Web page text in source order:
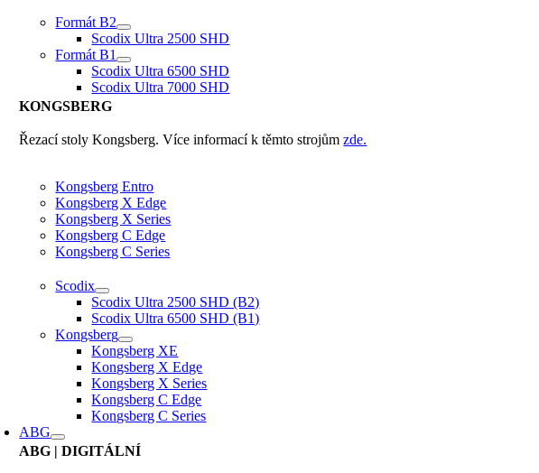
Formát B2
Scodix Ultra 2500 SHD
Formát B1
Scodix Ultra 6500 SHD
Scodix Ultra 7000 SHD
KONGSBERG
Řezací stoly Kongsberg. Více informací k těmto strojůmzde.
Kongsberg Entro
Kongsberg X Edge
Kongsberg X Series
Kongsberg C Edge
Kongsberg C Series
Scodix
Scodix Ultra 2500 SHD (B2)
Scodix Ultra 6500 SHD (B1)
Kongsberg
Kongsberg XE
Kongsberg X Edge
Kongsberg X Series
Kongsberg C Edge
Kongsberg C Series
ABG
ABG | DIGITÁLNÍ